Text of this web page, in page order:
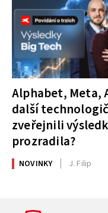
Alphabet, Meta,
další
zveřejnili
prozradila?
NOVINKY J. Filip